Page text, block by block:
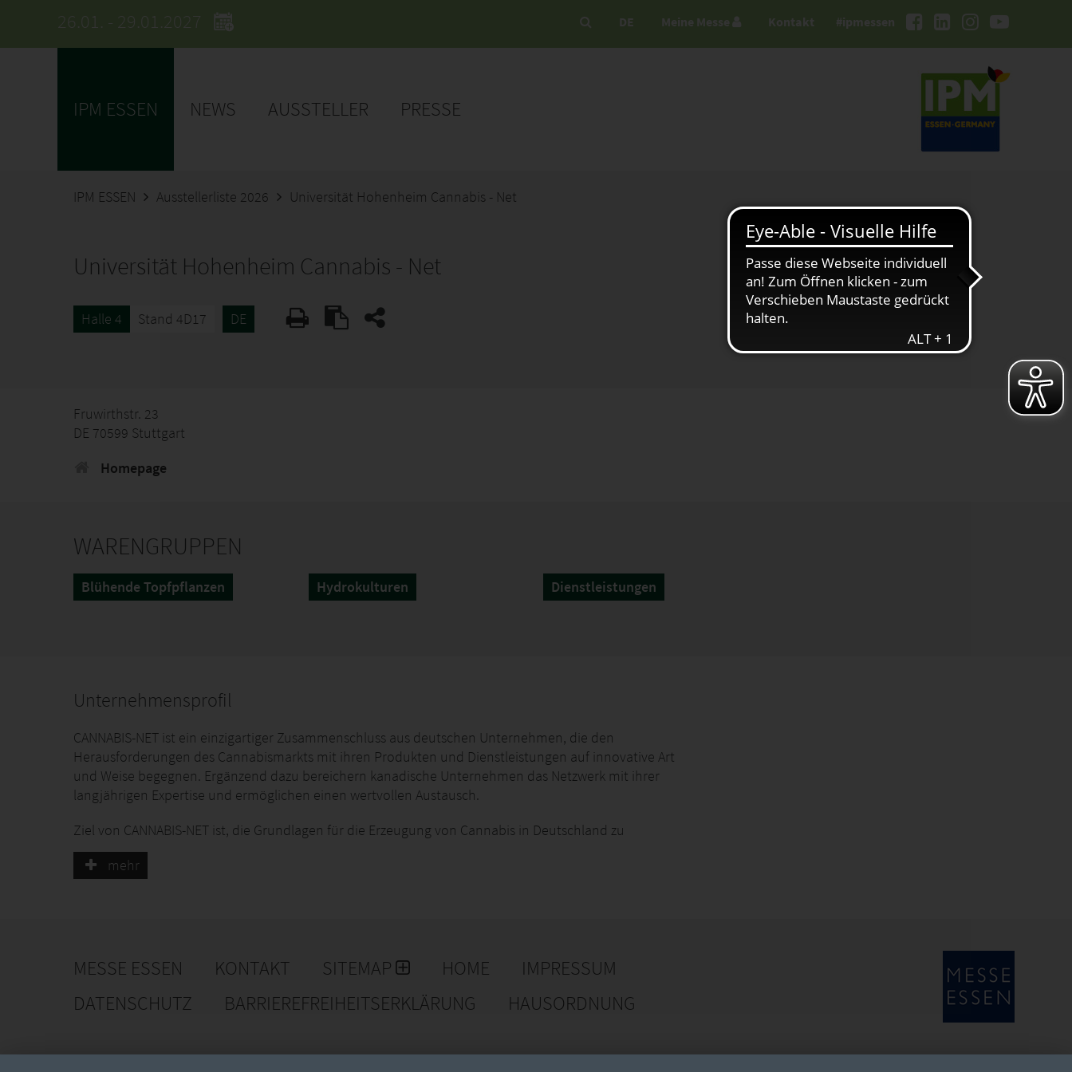
26.01. - 29.01.2027 #ipmessen
DE Meine Messe Kontakt
IPM ESSEN NEWS AUSSTELLER PRESSE
IPM ESSEN Ausstellerliste 2026 Universität Hohenheim Cannabis - Net
Universität Hohenheim Cannabis - Net
Halle 4 Stand 4D17 DE
Fruwirthstr. 23
DE 70599 Stuttgart
Homepage
WARENGRUPPEN
Blühende Topfpflanzen Hydrokulturen Dienstleistungen
Unternehmensprofil
CANNABIS-NET ist ein einzigartiger Zusammenschluss aus deutschen Unternehmen, die den
Herausforderungen des Cannabismarkts mit ihren Produkten und Dienstleistungen auf innovative Art
und Weise begegnen. Ergänzend dazu bereichern kanadische Unternehmen das Netzwerk mit ihrer
langjährigen Expertise und ermöglichen einen wertvollen Austausch.
Ziel von CANNABIS-NET ist, die Grundlagen für die Erzeugung von Cannabis in Deutschland zu
schaffen, um den inländischen Bedarf zu decken, aber auch die Exportkraft auszubauen. Wir
entwickeln in Kooperations- und Einzelprojekten innovative Methoden und Produkte entlang der
mehr
MESSE ESSEN KONTAKT SITEMAP HOME
IMPRESSUM
DATENSCHUTZ
BARRIEREFREIHEITSERKLÄRUNG HAUSORDNUNG